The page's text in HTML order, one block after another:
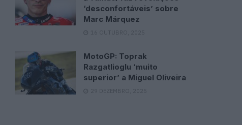
‘desconfortáveis’ sobre
Marc Márquez
16 OUTUBRO, 2025
MotoGP: Toprak
Razgatlioglu ‘muito
superior’ a Miguel Oliveira